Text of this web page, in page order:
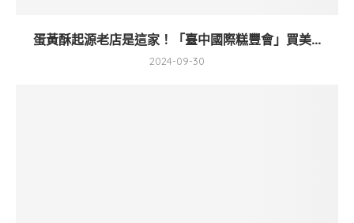
蛋黃酥起源老店是這家！「臺中國際糕豐會」買美...
2024-09-30